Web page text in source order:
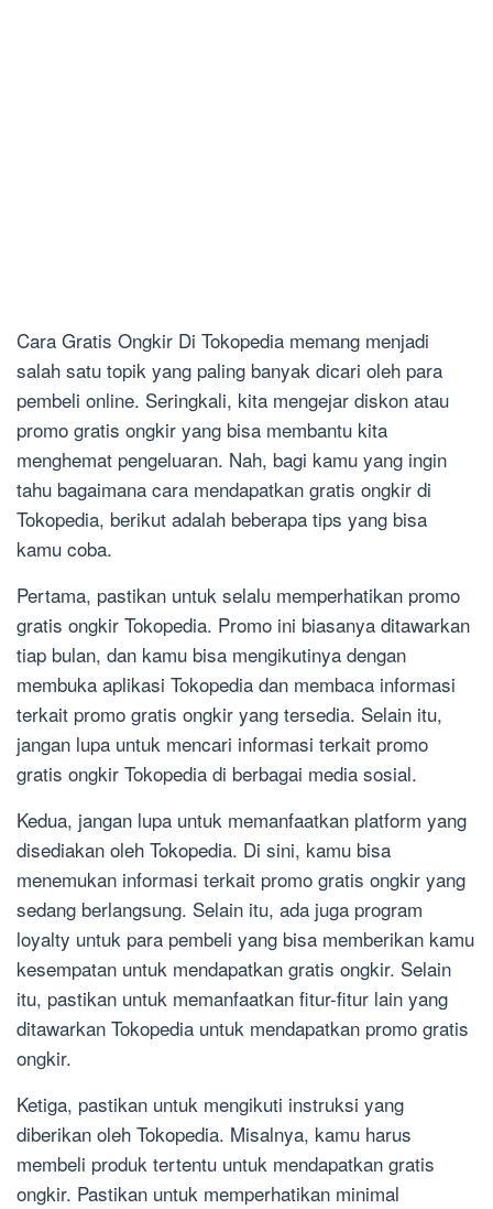
Cara Gratis Ongkir Di Tokopedia memang menjadi
salah satu topik yang paling banyak dicari oleh para
pembeli online. Seringkali, kita mengejar diskon atau
promo gratis ongkir yang bisa membantu kita
menghemat pengeluaran. Nah, bagi kamu yang ingin
tahu bagaimana cara mendapatkan gratis ongkir di
Tokopedia, berikut adalah beberapa tips yang bisa
kamu coba.
Pertama, pastikan untuk selalu memperhatikan promo
gratis ongkir Tokopedia. Promo ini biasanya ditawarkan
tiap bulan, dan kamu bisa mengikutinya dengan
membuka aplikasi Tokopedia dan membaca informasi
terkait promo gratis ongkir yang tersedia. Selain itu,
jangan lupa untuk mencari informasi terkait promo
gratis ongkir Tokopedia di berbagai media sosial.
Kedua, jangan lupa untuk memanfaatkan platform yang
disediakan oleh Tokopedia. Di sini, kamu bisa
menemukan informasi terkait promo gratis ongkir yang
sedang berlangsung. Selain itu, ada juga program
loyalty untuk para pembeli yang bisa memberikan kamu
kesempatan untuk mendapatkan gratis ongkir. Selain
itu, pastikan untuk memanfaatkan fitur-fitur lain yang
ditawarkan Tokopedia untuk mendapatkan promo gratis
ongkir.
Ketiga, pastikan untuk mengikuti instruksi yang
diberikan oleh Tokopedia. Misalnya, kamu harus
membeli produk tertentu untuk mendapatkan gratis
ongkir. Pastikan untuk memperhatikan minimal